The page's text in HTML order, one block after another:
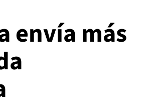
envía más